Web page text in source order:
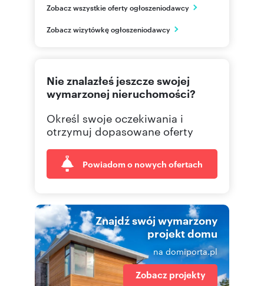
Katowice
PL
Zobacz wszystkie oferty ogłoszeniodawcy
Zobacz wizytówkę ogłoszeniodawcy
Nie znalazłeś jeszcze swojej
wymarzonej nieruchomości?
Określ swoje oczekiwania i
otrzymuj dopasowane oferty
Powiadom o nowych ofertach
Znajdź swój wymarzony
projekt domu
na domiporta.pl
Zobacz projekty